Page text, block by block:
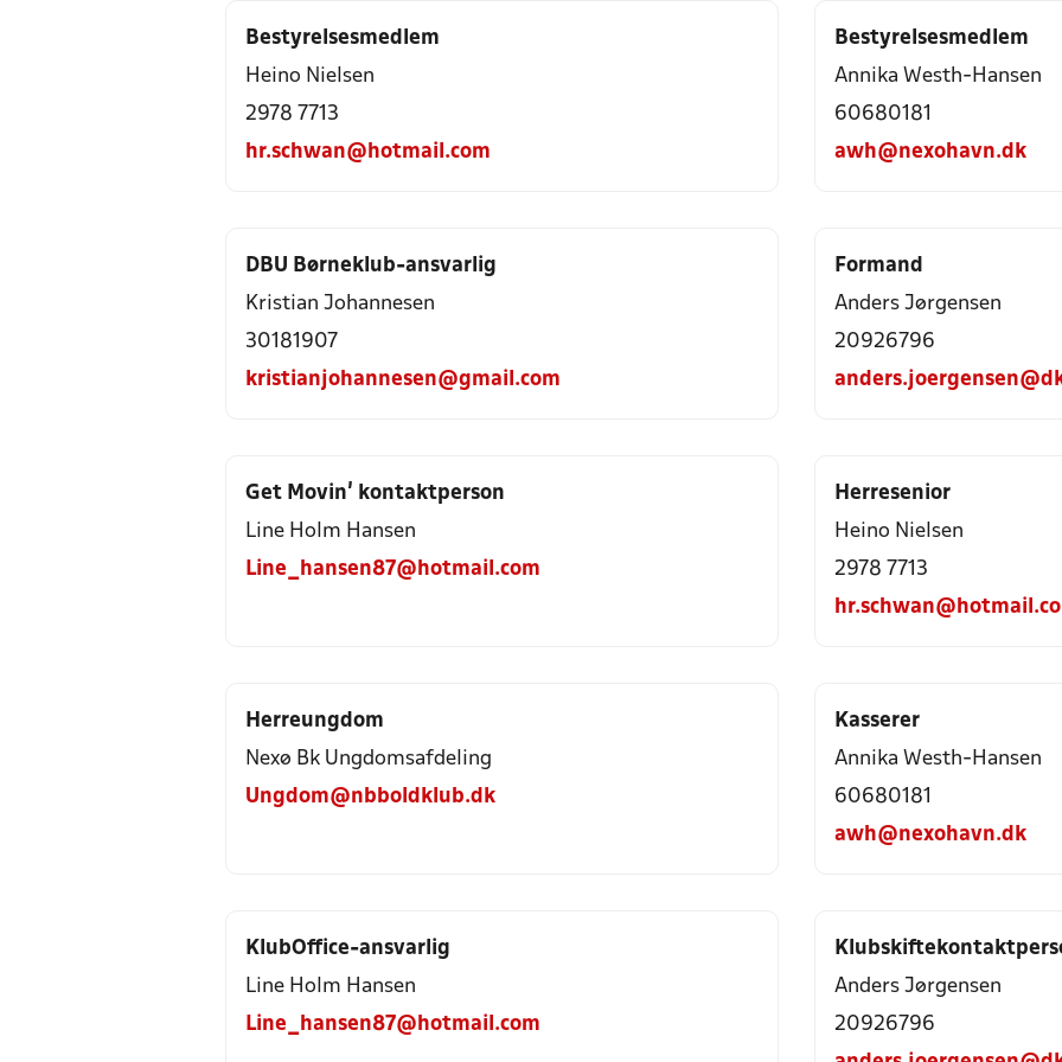
Bestyrelsesmedlem
Heino Nielsen
2978 7713
hr.schwan@hotmail.com
Bestyrelsesmedlem
Annika Westh-Hansen
60680181
awh@nexohavn.dk
DBU Børneklub-ansvarlig
Kristian Johannesen
30181907
kristianjohannesen@gmail.com
Formand
Anders Jørgensen
20926796
Get Movin’ kontaktperson
Line Holm Hansen
Line_hansen87@hotmail.com
Herresenior
Heino Nielsen
2978 7713
Herreungdom
Nexø Bk Ungdomsafdeling
Ungdom@nbboldklub.dk
Kasserer
Annika Westh-Hansen
60680181
awh@nexohavn.dk
KlubOffice-ansvarlig
Line Holm Hansen
Line_hansen87@hotmail.com
Anders Jørgensen
20926796